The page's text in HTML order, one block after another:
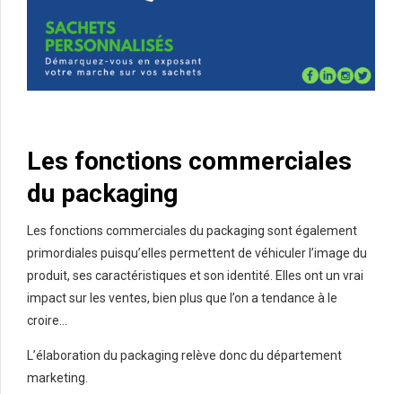
Les fonctions commerciales
du packaging
Les fonctions commerciales du packaging sont également
primordiales puisqu’elles permettent de véhiculer l’image du
produit, ses caractéristiques et son identité. Elles ont un vrai
impact sur les ventes, bien plus que l’on a tendance à le
croire…
L’élaboration du packaging relève donc du département
marketing.